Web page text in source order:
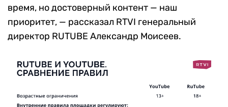
время, но достоверный контент — наш
приоритет, — рассказал RTVI генеральный
директор RUTUBE Александр Моисеев.